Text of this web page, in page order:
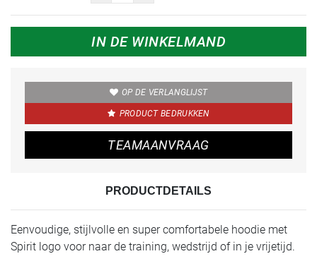
IN DE WINKELMAND
OP DE VERLANGLIJST
PRODUCT BEDRUKKEN
TEAMAANVRAAG
PRODUCTDETAILS
Eenvoudige, stijlvolle en super comfortabele hoodie met
Spirit logo voor naar de training, wedstrijd of in je vrijetijd.